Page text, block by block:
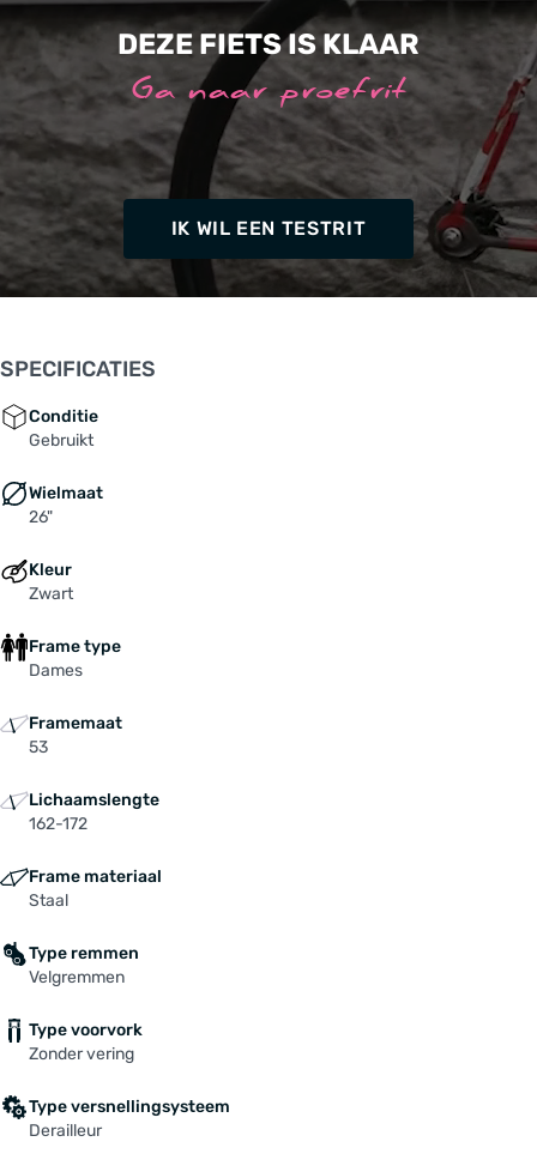
DEZE FIETS IS KLAAR
Ga naar proefrit
IK WIL EEN TESTRIT
SPECIFICATIES
Conditie
Gebruikt
Wielmaat
26"
Kleur
Zwart
Frame type
Dames
Framemaat
53
Lichaamslengte
162-172
Frame materiaal
Staal
Type remmen
Velgremmen
Type voorvork
Zonder vering
Type versnellingsysteem
Derailleur